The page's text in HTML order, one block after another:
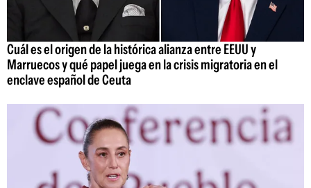
Cuál es el origen de la histórica alianza entre EEUU y
Marruecos y qué papel juega en la crisis migratoria en el
enclave español de Ceuta